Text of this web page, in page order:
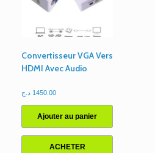
Convertisseur VGA Vers
HDMI Avec Audio
1450.00 د.ج
Ajouter au panier
ACHETER